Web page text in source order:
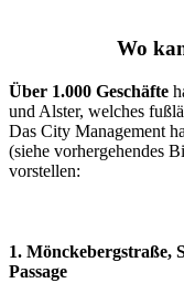
Wo
Über 1.000 Geschäfte
und Alster, welches
Das City Management
(siehe vorhergehendes
vorstellen:
1. Mönckebergstraße,
Passage